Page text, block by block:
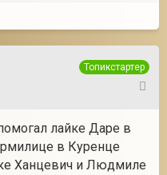
Топикстартер
лайке Даре в
в Куренце
Ханцевич и Людмиле